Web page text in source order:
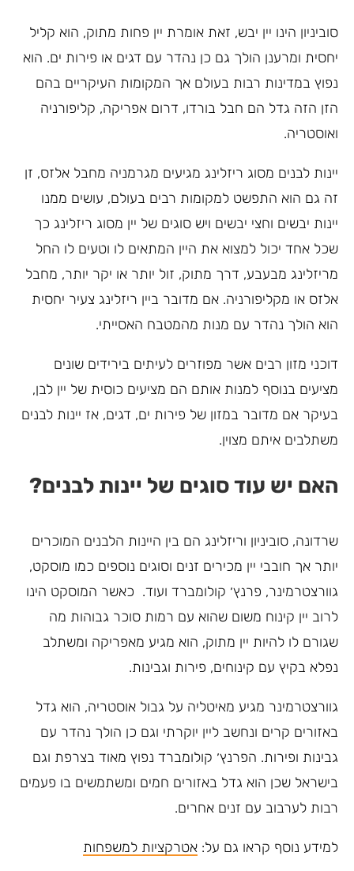
סוביניון הינו יין יבש, זאת אומרת יין פחות מתוק, הוא קליל
יחסית ומרענן הולך גם כן נהדר עם דגים או פירות ים. הוא
נפוץ במדינות רבות בעולם אך המקומות העיקריים בהם
הזן הזה גדל הם חבל בורדו, דרום אפריקה, קליפורניה
ואוסטריה.
יינות לבנים מסוג ריזלינג מגיעים מגרמניה מחבל אלזס, זן
זה גם הוא התפשט למקומות רבים בעולם, עושים ממנו
יינות יבשים וחצי יבשים ויש סוגים של יין מסוג ריזלינג כך
שכל אחד יכול למצוא את היין המתאים לו וטעים לו החל
מריזלינג מבעבע, דרך מתוק, זול יותר או יקר יותר, מחבל
אלזס או מקליפורניה. אם מדובר ביין ריזלינג צעיר יחסית
הוא הולך נהדר עם מנות מהמטבח האסייתי.
דוכני מזון רבים אשר מפוזרים לעיתים בירידים שונים
מציעים בנוסף למנות אותם הם מציעים כוסית של יין לבן,
בעיקר אם מדובר במזון של פירות ים, דגים, אז יינות לבנים
משתלבים איתם מצוין.
האם יש עוד סוגים של יינות לבנים?
שרדונה, סוביניון וריזלינג הם בין היינות הלבנים המוכרים
יותר אך חובבי יין מכירים זנים וסוגים נוספים כמו מוסקט,
גוורצטרמינר, פרנץ׳ קולומברד ועוד. כאשר המוסקט הינו
לרוב יין קינוח משום שהוא עם רמות סוכר גבוהות מה
שגורם לו להיות יין מתוק, הוא מגיע מאפריקה ומשתלב
נפלא בקיץ עם קינוחים, פירות וגבינות.
גוורצטרמינר מגיע מאיטליה על גבול אוסטריה, הוא גדל
באזורים קרים ונחשב ליין יוקרתי וגם כן הולך נהדר עם
גבינות ופירות. הפרנץ׳ קולומברד נפוץ מאוד בצרפת וגם
בישראל שכן הוא גדל באזורים חמים ומשתמשים בו פעמים
רבות לערבוב עם זנים אחרים.
למידע נוסף קראו גם על:אטרקציות למשפחות